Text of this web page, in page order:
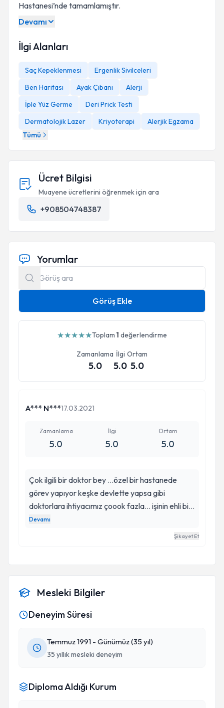
Hastanesi’nde tamamlamıştır.
Devamı
İlgi Alanları
Saç Kepeklenmesi
Ergenlik Sivilceleri
Ben Haritası
Ayak Çıbanı
Alerji
İple Yüz Germe
Deri Prick Testi
Dermatolojik Lazer
Kriyoterapi
Alerjik Egzama
Tümü
Ücret Bilgisi
Muayene ücretlerini öğrenmek için ara
+908504748387
Yorumlar
Görüş Ekle
★★★★★Toplam 1 değerlendirme
Zamanlama
5.0
İlgi
5.0
Ortam
5.0
A*** N***17.03.2021
Zamanlama
5.0
İlgi
5.0
Ortam
5.0
Çok ilgili bir doktor bey ...özel bir hastanede
görev yapıyor keşke devlette yapsa gibi
doktorlara ihtiyacımız çoook fazla... işinin ehli bir
hocamız hastaları o gelmeden kuyruk oluyor çok
sevilen çok ilgili bir hekim kendisinden Allah razı
çalışıyor Prof Dr Ömer Çalka
Devamı
Şikayet Et
Mesleki Bilgiler
Deneyim Süresi
Temmuz 1991 - Günümüz (35 yıl)
35 yıllık mesleki deneyim
Diploma Aldığı Kurum